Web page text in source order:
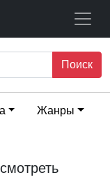
Поиск
Жанры